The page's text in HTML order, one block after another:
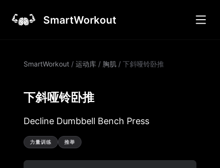
SmartWorkout
SmartWorkout / 运动库 / 胸肌 / 下斜哑铃卧推
下斜哑铃卧推
Decline Dumbbell Bench Press
力量训练 推举